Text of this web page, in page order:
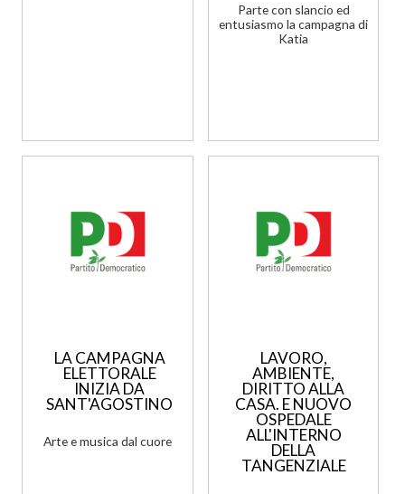
Parte con slancio ed
entusiasmo la campagna di
Katia
LA CAMPAGNA
ELETTORALE
INIZIA DA
SANT'AGOSTINO
Arte e musica dal cuore
LAVORO,
AMBIENTE,
DIRITTO ALLA
CASA. E NUOVO
OSPEDALE
ALL'INTERNO
DELLA
TANGENZIALE